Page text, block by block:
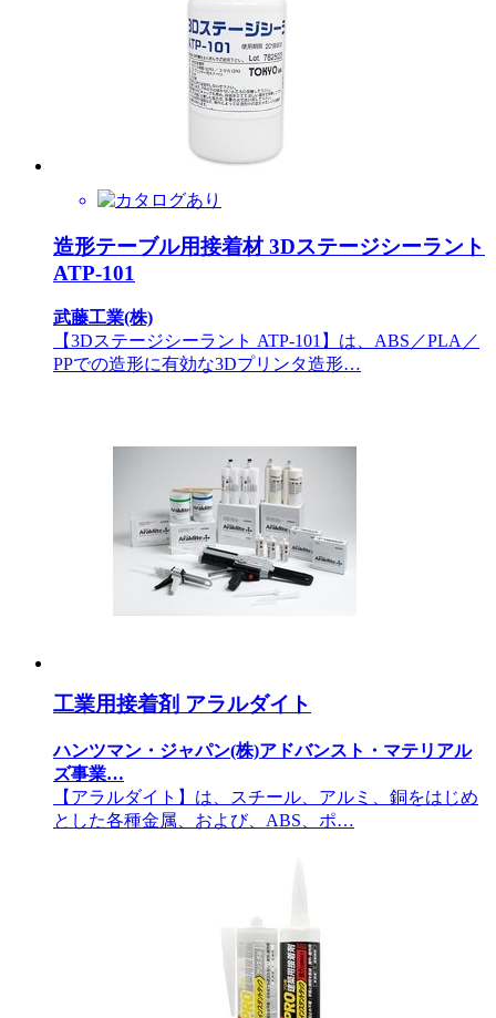
造形テーブル用接着材 3Dステージシーラント
ATP-101
武藤工業(株)
【3Dステージシーラント ATP-101】は、ABS／PLA／
PPでの造形に有効な3Dプリンタ造形…
工業用接着剤 アラルダイト
ハンツマン・ジャパン(株)アドバンスト・マテリアル
ズ事業…
【アラルダイト】は、スチール、アルミ、銅をはじめ
とした各種金属、および、ABS、ポ…